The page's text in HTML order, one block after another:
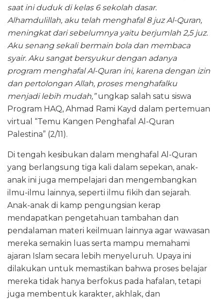
saat ini duduk di kelas 6 sekolah dasar.
Alhamdulillah, aku telah menghafal 8 juz Al-Quran,
meningkat dari sebelumnya yaitu berjumlah 2,5 juz.
Aku senang sekali bermain bola dan membaca
syair. Aku sangat bersyukur dengan adanya
program menghafal Al-Quran ini, karena dengan izin
dan pertolongan Allah, proses menghafalku
menjadi lebih mudah,”ungkap salah satu siswa
Program HAQ, Ahmad Rami Kayd dalam pertemuan
virtual “Temu Kangen Penghafal Al-Quran
Palestina” (2/11).
Di tengah kesibukan dalam menghafal Al-Quran
yang berlangsung tiga kali dalam sepekan, anak-
anak ini juga mempelajari dan mengembangkan
ilmu-ilmu lainnya, seperti ilmu fikih dan sejarah.
Anak-anak di kamp pengungsian kerap
mendapatkan pengetahuan tambahan dan
pendalaman materi keilmuan lainnya agar wawasan
mereka semakin luas serta mampu memahami
ajaran Islam secara lebih menyeluruh. Upaya ini
dilakukan untuk memastikan bahwa proses belajar
mereka tidak hanya berfokus pada hafalan, tetapi
juga membentuk karakter, akhlak, dan